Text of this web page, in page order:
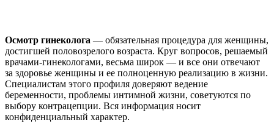
Осмотр гинеколога — обязательная процедура для женщины,
достигшей половозрелого возраста. Круг вопросов, решаемый
врачами-гинекологами, весьма широк — и все они отвечают
за здоровье женщины и ее полноценную реализацию в жизни.
Специалистам этого профиля доверяют ведение
беременности, проблемы интимной жизни, советуются по
выбору контрацепции. Вся информация носит
конфиденциальный характер.